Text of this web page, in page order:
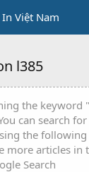
Việt Nam
l385
the keyword "
can search
the
more articles in
Search